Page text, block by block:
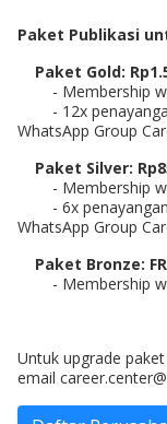
Paket Publikasi
Paket Gold:
- Membership
- 12x
WhatsApp Group
Paket Silver:
- Membership
- 6x penayangan
WhatsApp Group
Paket Bronze:
- Membership
Untuk upgrade
email